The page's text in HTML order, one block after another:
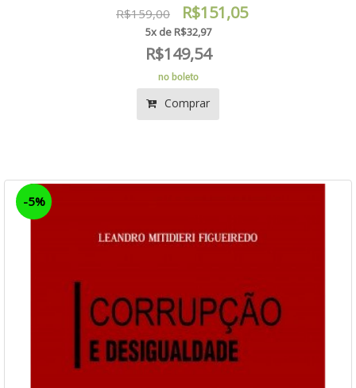
R$159,00 R$151,05
5x de R$32,97
R$149,54
no boleto
Comprar
-5%